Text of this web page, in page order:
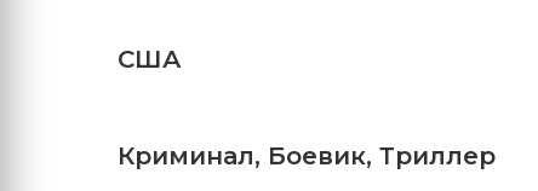
США
Криминал, Боевик, Триллер